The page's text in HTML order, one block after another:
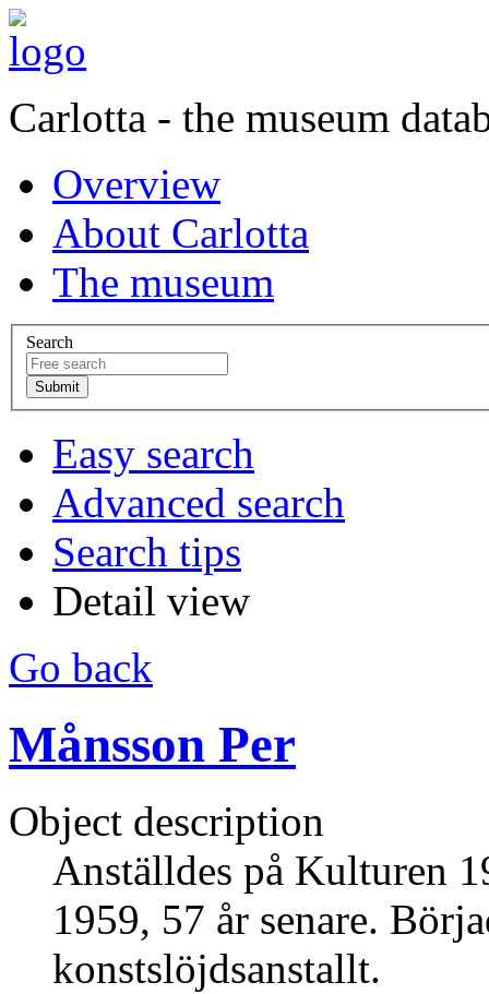
Carlotta - the museum
Overview
About Carlotta
The museum
Search
Easy search
Advanced search
Search tips
Detail view
Go back
Månsson Per
Object description
Anställdes på Kulturen
1959, 57 år senare.
konstslöjdsanstallt.